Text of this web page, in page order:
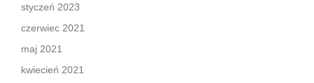
styczeń 2023
czerwiec 2021
maj 2021
kwiecień 2021